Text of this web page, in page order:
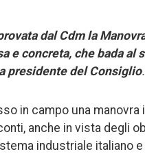
dal Cdm la
e concreta, che bada
presidente del Consiglio.
in campo una
anche in vista degli
industriale italiano